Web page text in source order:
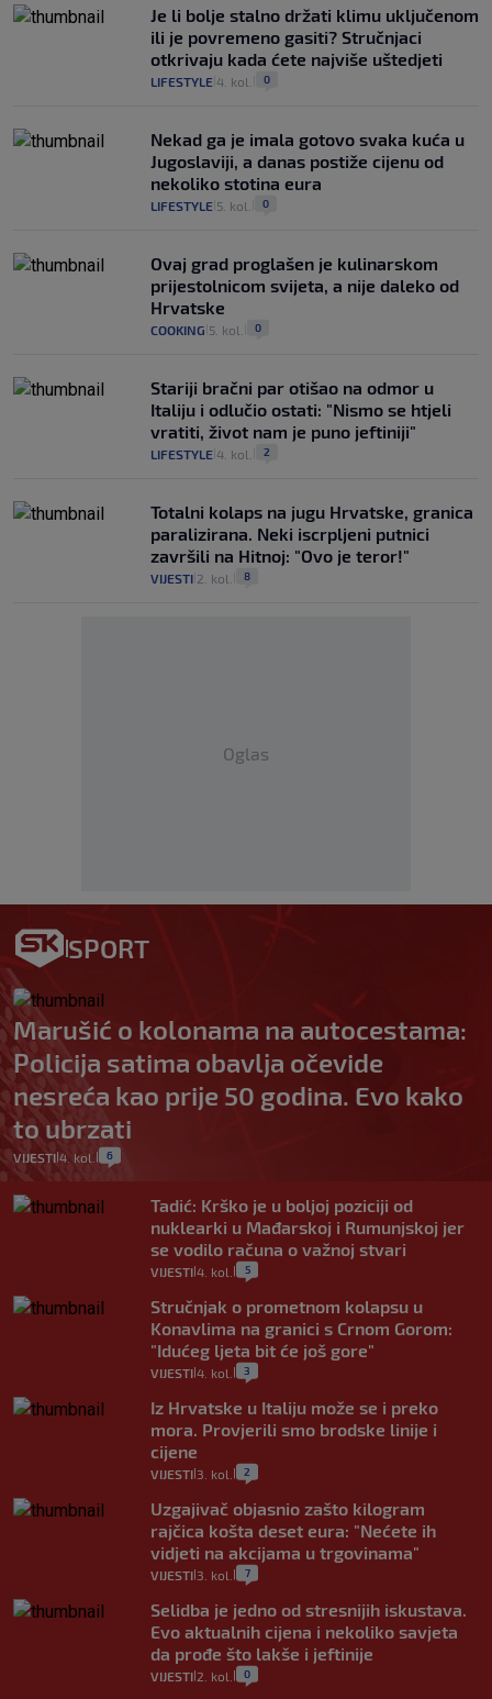
Je li bolje stalno držati klimu uključenom
ili je povremeno gasiti? Stručnjaci
otkrivaju kada ćete najviše uštedjeti
LIFESTYLE 4. kol. 0
Nekad ga je imala gotovo svaka kuća u
Jugoslaviji, a danas postiže cijenu od
nekoliko stotina eura
LIFESTYLE 5. kol. 0
Ovaj grad proglašen je kulinarskom
prijestolnicom svijeta, a nije daleko od
Hrvatske
COOKING 5. kol. 0
Stariji bračni par otišao na odmor u
Italiju i odlučio ostati: "Nismo se htjeli
vratiti, život nam je puno jeftiniji"
LIFESTYLE 4. kol. 2
Totalni kolaps na jugu Hrvatske, granica
paralizirana. Neki iscrpljeni putnici
završili na Hitnoj: "Ovo je teror!"
VIJESTI 2. kol. 8
Oglas
SPORT
Marušić o kolonama na autocestama:
Policija satima obavlja očevide
nesreća kao prije 50 godina. Evo kako
to ubrzati
VIJESTI 4. kol. 6
Tadić: Krško je u boljoj poziciji od
nuklearki u Mađarskoj i Rumunjskoj jer
se vodilo računa o važnoj stvari
VIJESTI 4. kol. 5
Stručnjak o prometnom kolapsu u
Konavlima na granici s Crnom Gorom:
"Idućeg ljeta bit će još gore"
VIJESTI 4. kol. 3
Iz Hrvatske u Italiju može se i preko
mora. Provjerili smo brodske linije i
cijene
VIJESTI 3. kol. 2
Uzgajivač objasnio zašto kilogram
rajčica košta deset eura: "Nećete ih
vidjeti na akcijama u trgovinama"
VIJESTI 3. kol. 7
Selidba je jedno od stresnijih iskustava.
Evo aktualnih cijena i nekoliko savjeta
da prođe što lakše i jeftinije
VIJESTI 2. kol. 0